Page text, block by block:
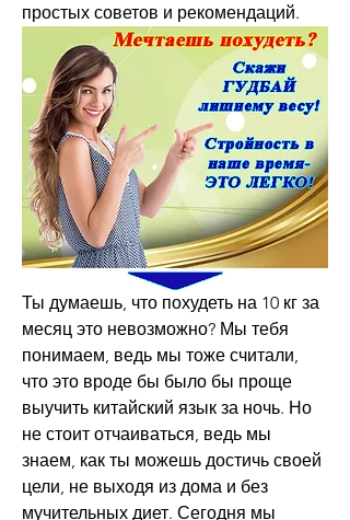
простых советов и рекомендаций.
Ты думаешь, что похудеть на 10 кг за
месяц это невозможно? Мы тебя
понимаем, ведь мы тоже считали,
что это вроде бы было бы проще
выучить китайский язык за ночь. Но
не стоит отчаиваться, ведь мы
знаем, как ты можешь достичь своей
цели, не выходя из дома и без
мучительных диет. Сегодня мы